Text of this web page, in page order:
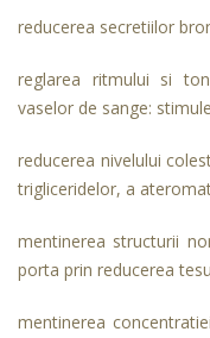
reducerea secretiilor
reglarea ritmului si
vaselor de sange:
reducerea nivelului
trigliceridelor, a
mentinerea structurii
porta prin reducerea
mentinerea